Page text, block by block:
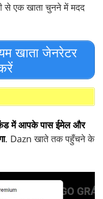
से एक खाता चुनने में मदद
खाता जेनरेटर
में आपके पास ईमेल और
. Dazn खाते तक पहुँचने के